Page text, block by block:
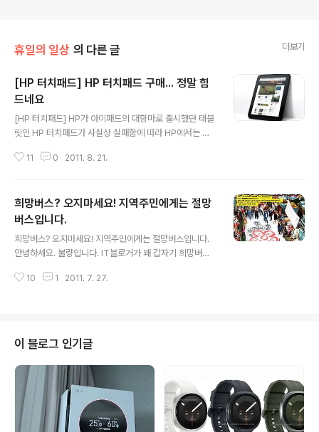
휴일의 일상 의 다른 글 더보기
[HP 터치패드] HP 터치패드 구매... 정말 힘
드네요
[HP 터치패드] HP가 아이패드의 대항마로 출시했던 태블
릿인 HP 터치패드가 사실상 실패함에 따라 HP에서는 더
패드 전량을 파격적인 가격으로 판매하기 시작했습니다. H
될때 까지 판매하는 파격적인 할인 행사는 일부 매장에서
만 진행되는데, 폭발적인 반응으로 판매하는 곳마다 매진
사례가 이어지고 있습니다. HP 터치패드은 Web OS 3.0
이 탑재되어 있고, 퀄컴의 듀얼코어 APQ8060 1.2GHz
부용량 32GB, 130만 화소의 카메라, 6300mAh 배터리
11 0 2011. 8. 21.
희망버스? 오지마세요! 지역주민에게는 절망
버스입니다.
희망버스? 오지마세요! 지역주민에게는 절망버스입니다.
안녕하세요. 불량입니다. IT블로거가 왜 갑자기 희망버스
열릴 예정인 부산 영도구 한진중공업 일대는 제가 살고 있
진행되었고, 다가오는 7월 30일 3차 희망버스가 예고되어
있다는 것 정도 알고 있습니다. 이미 3차 희망버스는 카페
와 트위터를 통해 서울등 전국각지에서 부산으로 모여라는
글이 퍼지고 있습니다. 저는 정치를 모르지만, 진보신문이
어디인지, 보수신문이 어디인지는 알고 있는데요. 다수의
진보신문들이 희망버스에 대해 긍..
10 1 2011. 7. 27.
이 블로그 인기글